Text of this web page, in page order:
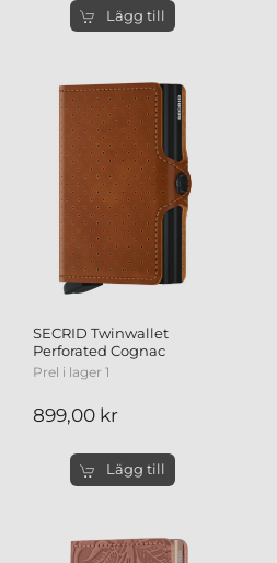
Lägg till
SECRID Twinwallet
Perforated Cognac
Prel i lager 1
899,00 kr
Lägg till